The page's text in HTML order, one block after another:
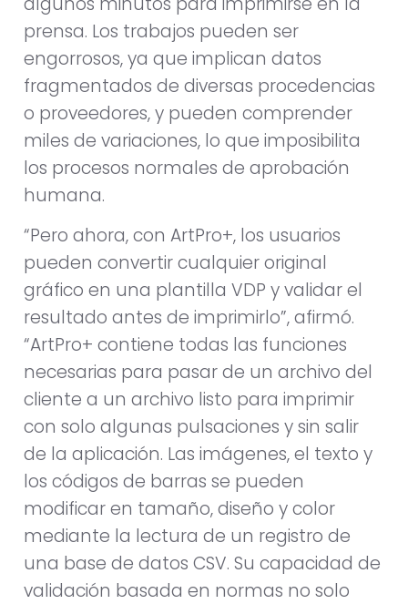
prensa. Los trabajos pueden ser
engorrosos, ya que implican datos
fragmentados de diversas procedencias
o proveedores, y pueden comprender
miles de variaciones, lo que imposibilita
los procesos normales de aprobación
humana.
“Pero ahora, con ArtPro+, los usuarios
pueden convertir cualquier original
gráfico en una plantilla VDP y validar el
resultado antes de imprimirlo”, afirmó.
“ArtPro+ contiene todas las funciones
necesarias para pasar de un archivo del
cliente a un archivo listo para imprimir
con solo algunas pulsaciones y sin salir
de la aplicación. Las imágenes, el texto y
los códigos de barras se pueden
modificar en tamaño, diseño y color
mediante la lectura de un registro de
una base de datos CSV. Su capacidad de
validación basada en normas no solo